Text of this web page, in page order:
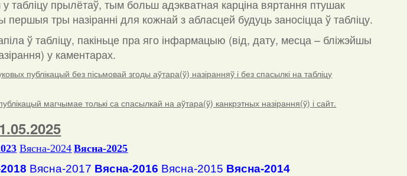
прылётаў, тым больш адэкватная карціна вяртання птушак
тры назіранні для кожнай з абласцей будуць заносіцца ў табліцу.
ў табліцу, пакіньце пра яго інфармацыю (від, дату, месца – бліжэйшы
у каментарах.
публікацый без пісьмовай згоды аўтара(ў) назіранняў і без спасылкі на табліцу
магчымае толькі са спасылкай на аўтара(ў) канкрэтных назірання(ў) і сайт.
1.05.2025
Вясна-2024 Вясна-2025
Вясна-2017 Вясна-2016 Вясна-2015 Вясна-2014